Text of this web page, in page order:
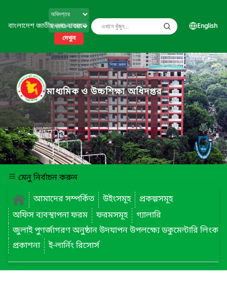
বাংলাদেশ জাতীয় তথ্য বাতায়ন
দেখুন
English
মাধ্যমিক ও উচ্চশিক্ষা অধিদপ্তর
মেনু নির্বাচন করুন
আমাদের সম্পর্কিত
উইংসমূহ
প্রকল্পসমূহ
অফিস ব্যবস্থাপনা ফরম
ফরমসমূহ
গ্যালারি
জুলাই পুণর্জাগরণ অনুষ্ঠান উদযাপন উপলক্ষ্যে ডকুমেন্টারি লিংক
প্রকাশনা
ই-লার্নিং রিসোর্স